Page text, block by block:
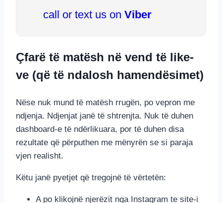
call or text us on Viber
Çfarë të matësh në vend të like-
ve (që të ndalosh hamendësimet)
Nëse nuk mund të matësh rrugën, po vepron me
ndjenja. Ndjenjat janë të shtrenjta. Nuk të duhen
dashboard-e të ndërlikuara, por të duhen disa
rezultate që përputhen me mënyrën se si paraja
vjen realisht.
Këtu janë pyetjet që tregojnë të vërtetën:
A po klikojnë njerëzit nga Instagram te site-i